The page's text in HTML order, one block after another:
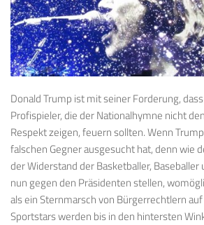
Donald Trump ist mit seiner Forderung,
Profispieler, die der Nationalhymne nicht
Respekt zeigen, feuern sollten. Wenn
falschen Gegner ausgesucht hat, denn wie
der Widerstand der Basketballer, Baseballer
nun gegen den Präsidenten stellen,
als ein Sternmarsch von Bürgerrechtlern
Sportstars werden bis in den hintersten